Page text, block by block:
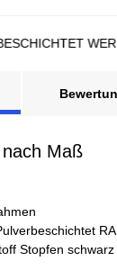
Maß
Stopfen schwarz